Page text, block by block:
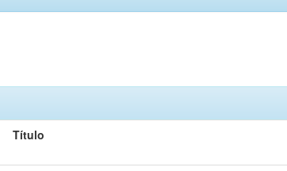
Título